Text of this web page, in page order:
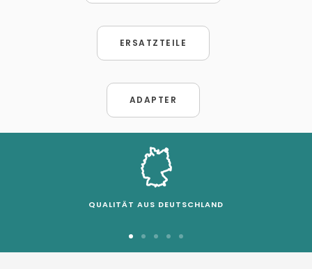
ERSATZTEILE
ADAPTER
QUALITÄT AUS DEUTSCHLAND